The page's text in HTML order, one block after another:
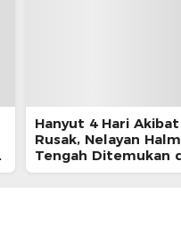
Hanyut 4 Hari
Rusak, Nelayan
Tengah Ditemukan
Morotai